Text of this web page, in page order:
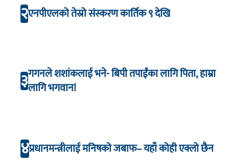
२एनपीएलको तेस्रो संस्करण कार्तिक ९ देखि
३गगनले शशांकलाई भने- बिपी तपाईंका लागि पिता, हाम्रा
लागि भगवान!
४प्रधानमन्त्रीलाई मनिषको जबाफ– यहाँ कोही एक्लो छैन